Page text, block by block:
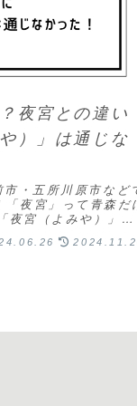
夜宮との違い
）」は通じな
・五所川原市など
「夜宮」って青森だ
夜宮（よみや）」が
で、他県在住...